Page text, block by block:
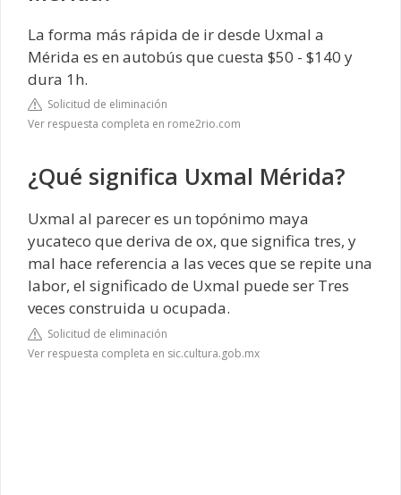
La forma más rápida de ir desde Uxmal a
Mérida es en autobús que cuesta $50 - $140 y
dura 1h.
Solicitud de eliminación
Ver respuesta completa en rome2rio.com
¿Qué significa Uxmal Mérida?
Uxmal al parecer es un topónimo maya
yucateco que deriva de ox, que significa tres, y
mal hace referencia a las veces que se repite una
labor, el significado de Uxmal puede ser Tres
veces construida u ocupada.
Solicitud de eliminación
Ver respuesta completa en sic.cultura.gob.mx